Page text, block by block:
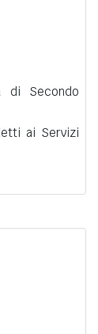
di Secondo
ai Servizi